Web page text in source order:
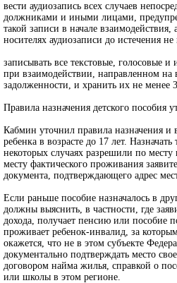
вести аудиозапись всех случаев
должниками и иными лицами,
такой записи в начале
носителях аудиозаписи до истечения не
записывать все текстовые, голосовые
при взаимодействии, направленном на
задолженности, и хранить их не менее
Правила назначения детского пособия
Кабмин уточнил правила назначения и
ребенка в возрасте до 17 лет.
некоторых случаях разрешили по
месту фактического проживания
документа, подтверждающего адрес
Если раньше пособие назначалось в
должны выяснить, в частности, где
дохода, получает пенсию или пособие
проживает ребенок-инвалид, за
окажется, что не в этом субъекте
документально подтверждать место
договором найма жилья, справкой о
или школы в этом регионе.